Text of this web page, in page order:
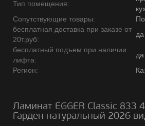
Тип помещения:
Сопутствующие товары:
бесплатная доставка при заказе от
20т.руб:
да
бесплатный подъем при наличии
лифта:
да
Регион:
Ламинат EGGER Classic 833
Гарден натуральный 2026